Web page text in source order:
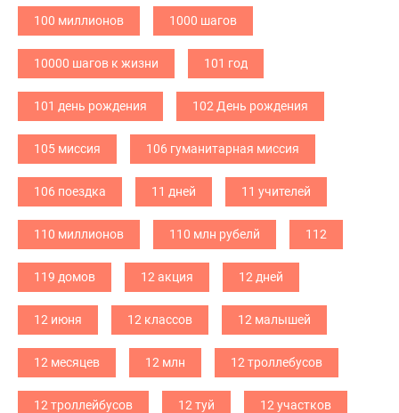
100 миллионов 1000 шагов
10000 шагов к жизни 101 год
101 день рождения 102 День рождения
105 миссия 106 гуманитарная миссия
106 поездка 11 дней 11 учителей
110 миллионов 110 млн рубелй 112
119 домов 12 акция 12 дней
12 июня 12 классов 12 малышей
12 месяцев 12 млн 12 троллебусов
12 троллейбусов 12 туй 12 участков